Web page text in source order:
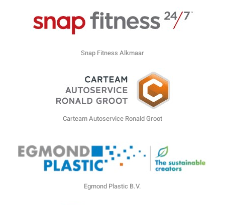
Snap Fitness Alkmaar
Carteam Autoservice Ronald Groot
Egmond Plastic B.V.